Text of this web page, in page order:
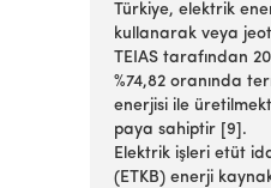
Türkiye, elektrik
kullanarak veya
TEIAS tarafından
%74,82 oranında
enerjisi ile
paya sahiptir [9].
Elektrik işleri etüt
(ETKB) enerji